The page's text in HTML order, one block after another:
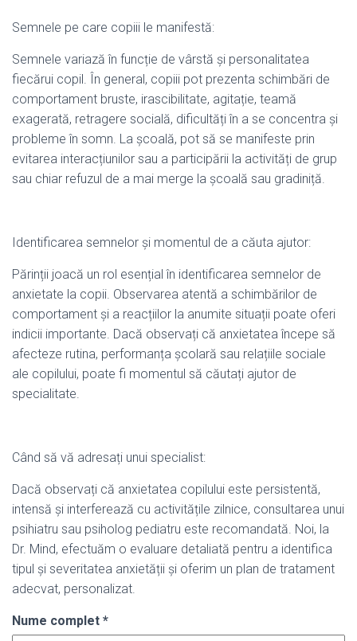
Semnele pe care copiii le manifestă:
Semnele variază în funcție de vârstă și personalitatea
fiecărui copil. În general, copiii pot prezenta schimbări de
comportament bruste, irascibilitate, agitație, teamă
exagerată, retragere socială, dificultăți în a se concentra și
probleme în somn. La școală, pot să se manifeste prin
evitarea interacțiunilor sau a participării la activități de grup
sau chiar refuzul de a mai merge la școală sau gradiniță.
Identificarea semnelor și momentul de a căuta ajutor:
Părinții joacă un rol esențial în identificarea semnelor de
anxietate la copii. Observarea atentă a schimbărilor de
comportament și a reacțiilor la anumite situații poate oferi
indicii importante. Dacă observați că anxietatea începe să
afecteze rutina, performanța școlară sau relațiile sociale
ale copilului, poate fi momentul să căutați ajutor de
specialitate.
Când să vă adresați unui specialist:
Dacă observați că anxietatea copilului este persistentă,
intensă și interferează cu activitățile zilnice, consultarea unui
psihiatru sau psiholog pediatru este recomandată. Noi, la
Dr. Mind, efectuăm o evaluare detaliată pentru a identifica
tipul și severitatea anxietății și oferim un plan de tratament
adecvat, personalizat.
Nume complet *